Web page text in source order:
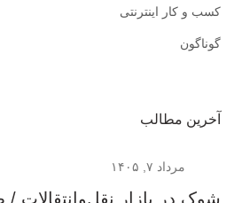
کسب و کار اینترنتی
گوناگون
آخرین مطالب
مرداد ۷, ۱۴۰۵
شوک در بازار